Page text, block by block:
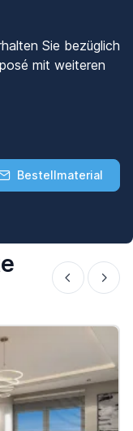
Sie bezüglich
mit weiteren
Bestellmaterial